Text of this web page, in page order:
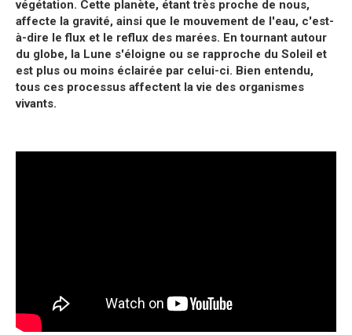
végétation. Cette planète, étant très proche de nous,
affecte la gravité, ainsi que le mouvement de l'eau, c'est-
à-dire le flux et le reflux des marées. En tournant autour
du globe, la Lune s'éloigne ou se rapproche du Soleil et
est plus ou moins éclairée par celui-ci. Bien entendu,
tous ces processus affectent la vie des organismes
vivants.